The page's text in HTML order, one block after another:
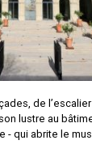
de
lustre au
- qui abrite le